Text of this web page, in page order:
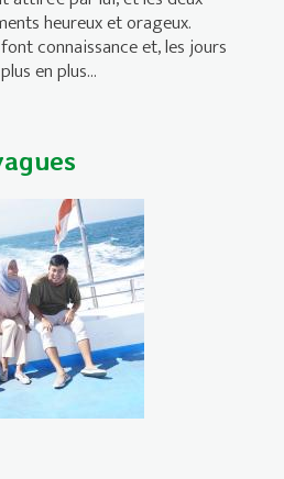
heureux et orageux.
connaissance et, les jours
en plus...